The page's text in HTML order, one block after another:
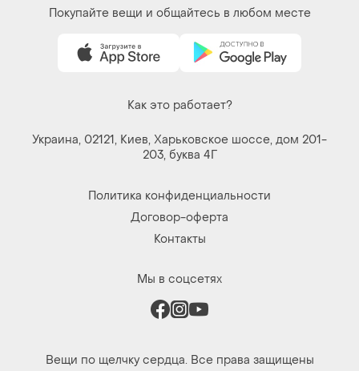
Покупайте вещи и общайтесь в любом месте
Как это работает?
Украина, 02121, Киев, Харьковское шоссе, дом 201-
203, буква 4Г
Политика конфиденциальности
Договор-оферта
Контакты
Мы в соцсетях
Вещи по щелчку сердца. Все права защищены